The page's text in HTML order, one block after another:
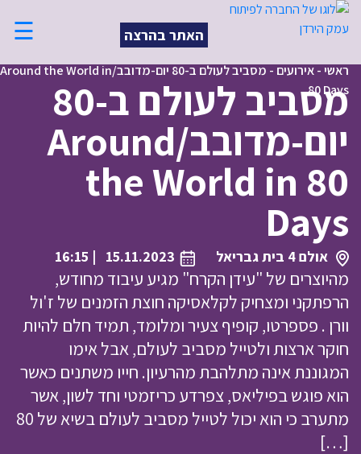
האתר בהרצה ☰
ראשי-אירועים -
מסביב לעולם ב-80 יום-מדובב/Around the World in
80 Days
מסביב לעולם ב-80
יום-מדובב/Around
the World in 80
Days
אולם 4 בית גבריאל 15.11.2023
| 16:15
מהיוצרים של "עידן הקרח" מגיע עיבוד מחודש,
הרפתקני ומצחיק לקלאסיקה חוצת הזמנים של ז'ול
וורן . פספרטו, קופיף צעיר ומלומד, תמיד חלם להיות
חוקר ארצות ולטייל מסביב לעולם, אבל אימו
המגוננת אינה מתלהבת מהרעיון. חייו משתנים כאשר
הוא פוגש בפיליאס, צפרדע כריזמטי וחד לשון, אשר
מתערב כי הוא יכול לטייל מסביב לעולם בשיא של 80
[…]